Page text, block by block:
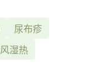
尿布疹
风湿热